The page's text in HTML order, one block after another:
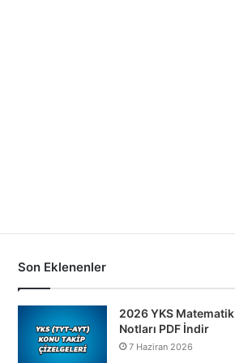
Son Eklenenler
2026 YKS Matematik
Notları PDF İndir
7 Haziran 2026